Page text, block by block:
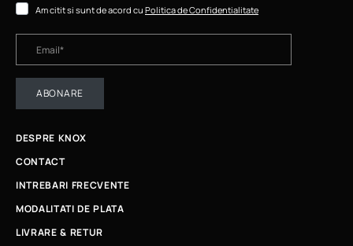
Am citit si sunt de acord cu Politica de Confidentialitate
ABONARE
DESPRE KNOX
CONTACT
INTREBARI FRECVENTE
MODALITATI DE PLATA
LIVRARE & RETUR